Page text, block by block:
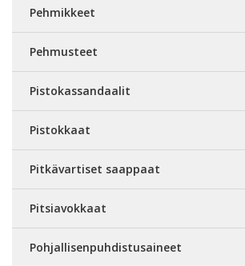
Pehmikkeet
Pehmusteet
Pistokassandaalit
Pistokkaat
Pitkävartiset saappaat
Pitsiavokkaat
Pohjallisenpuhdistusaineet